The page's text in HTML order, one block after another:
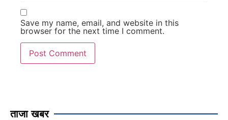
Save my name, email, and website in this
browser for the next time I comment.
ताजा खबर